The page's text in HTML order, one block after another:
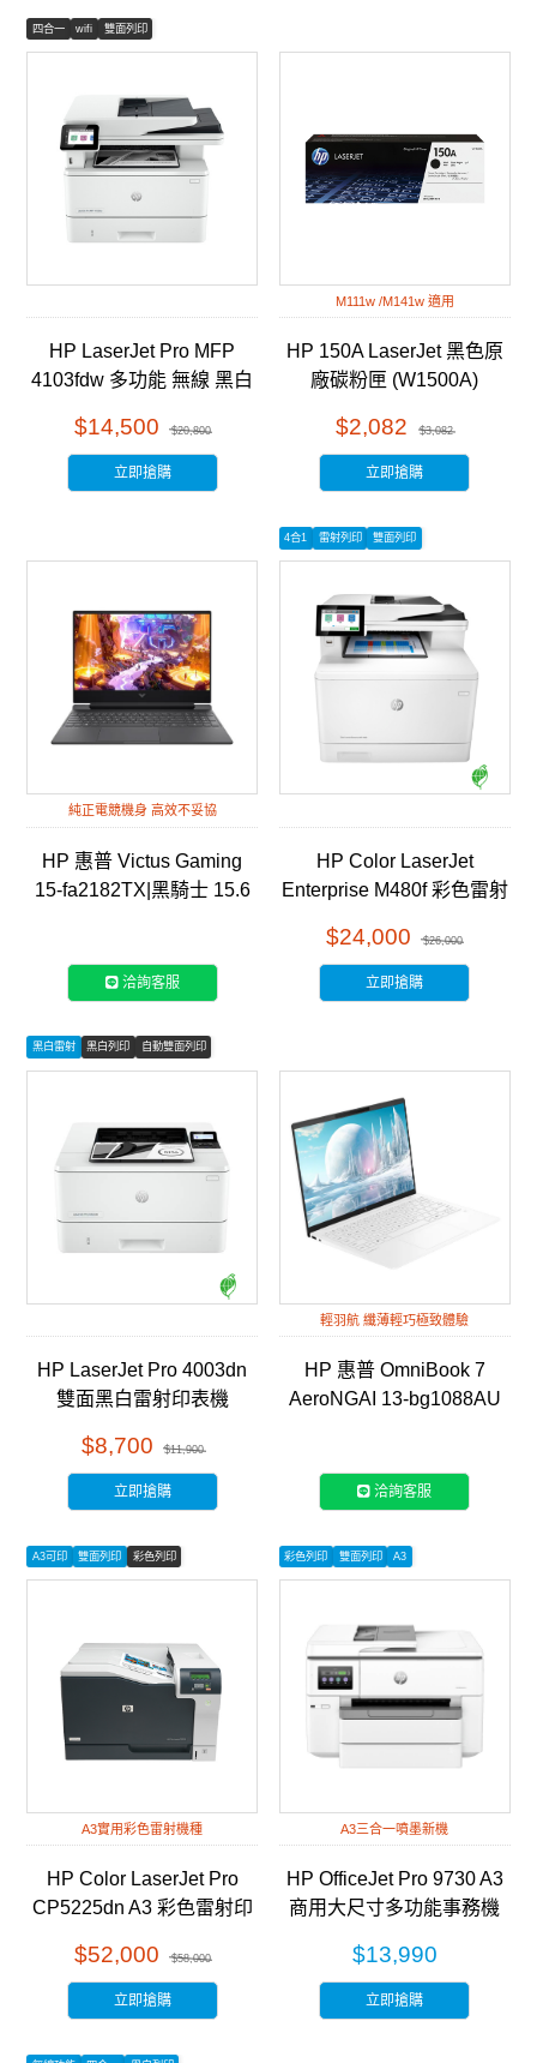
四合一 wifi 雙面列印
HP LaserJet Pro MFP
4103fdw 多功能 無線 黑白
$14,500 $20,800
立即搶購
M111w /M141w 適用
HP 150A LaserJet 黑色原
廠碳粉匣 (W1500A)
$2,082 $3,082
立即搶購
純正電競機身 高效不妥協
HP 惠普 Victus Gaming
15-fa2182TX|黑騎士 15.6
洽詢客服
4合1 雷射列印 雙面列印
HP Color LaserJet
Enterprise M480f 彩色雷射
$24,000 $26,000
立即搶購
黑白雷射 黑白列印 自動雙面列印
HP LaserJet Pro 4003dn
雙面黑白雷射印表機
$8,700 $11,900
立即搶購
輕羽航 纖薄輕巧極致體驗
HP 惠普 OmniBook 7
AeroNGAI 13-bg1088AU
洽詢客服
A3可印 雙面列印 彩色列印
A3實用彩色雷射機種
HP Color LaserJet Pro
CP5225dn A3 彩色雷射印
$52,000 $58,000
立即搶購
彩色列印 雙面列印 A3
A3三合一噴墨新機
HP OfficeJet Pro 9730 A3
商用大尺寸多功能事務機
$13,990
立即搶購